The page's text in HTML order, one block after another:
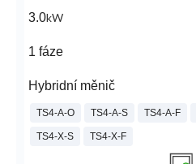
3.0kW
1 fáze
Hybridní měnič
TS4-A-O TS4-A-S TS4-A-F
TS4-X-S TS4-X-F